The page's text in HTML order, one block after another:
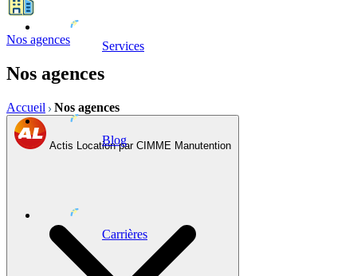
Services
Blog
Carrières
Nos agences
Nos agences
Accueil Nos agences
Actis Location par CIMME Manutention